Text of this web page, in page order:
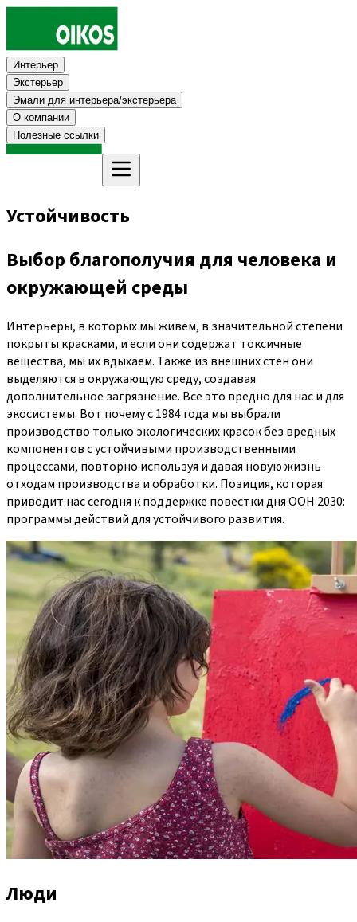
Интерьер
Экстерьер
Эмали для интерьера/экстерьера
О компании
Полезные ссылки
Устойчивость
Выбор благополучия для человека и
окружающей среды
Интерьеры, в которых мы живем, в значительной степени
покрыты красками, и если они содержат токсичные
вещества, мы их вдыхаем. Также из внешних стен они
выделяются в окружающую среду, создавая
дополнительное загрязнение. Все это вредно для нас и для
экосистемы. Вот почему с 1984 года мы выбрали
производство только экологических красок без вредных
компонентов с устойчивыми производственными
процессами, повторно используя и давая новую жизнь
отходам производства и обработки. Позиция, которая
приводит нас сегодня к поддержке повестки дня ООН 2030:
программы действий для устойчивого развития.
Люди